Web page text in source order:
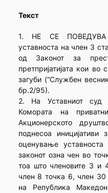
Текст
1. НЕ СЕ ПОВЕДУВА
уставноста на член 3
од Законот за
претпријатијата кои
загуби (“Службен
бр.2/95).
2. На Уставниот суд
Комората на
Акционерското
поднесоа
оценување
законот озна чен во
тоа што членовите 3 и
член 8 точка 6, член
на Република